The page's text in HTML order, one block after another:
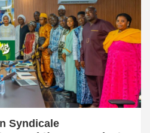
Syndicale